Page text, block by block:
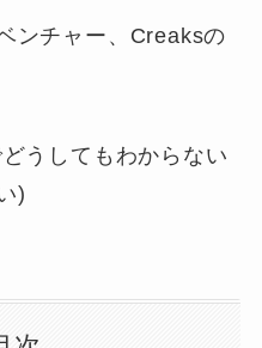
ンチャー、Creaksの
うしてもわからない
)